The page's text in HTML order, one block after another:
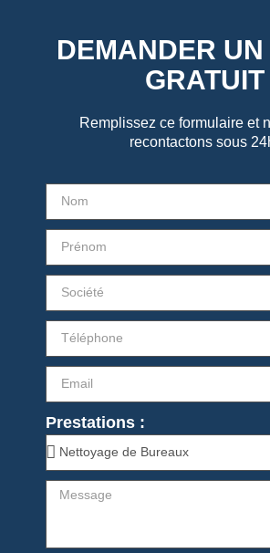
DEMANDER UN
GRATUIT
Remplissez ce formulaire et
recontactons sous
Prestations :